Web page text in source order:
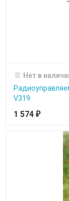
Нет в
V319
1 574 ₽